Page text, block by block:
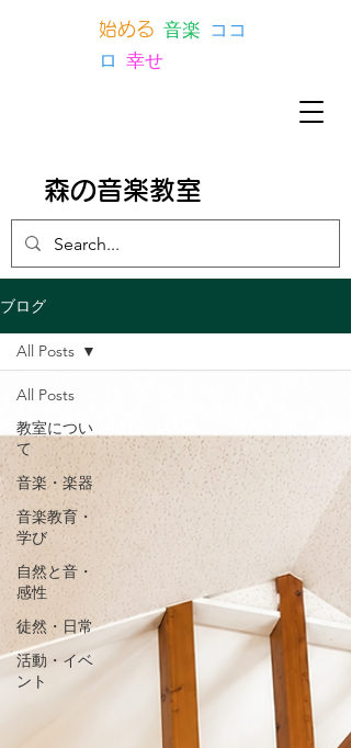
森の音楽教室
始める 音楽 ココ
ロ 幸せ
ブログ
All Posts
教室につい
て
音楽・楽器
音楽教育・
学び
自然と音・
感性
徒然・日常
活動・イベ
ント
All Posts